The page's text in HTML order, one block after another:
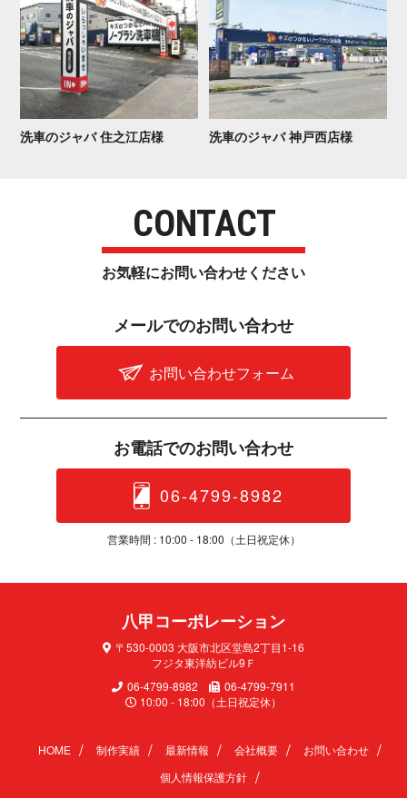
洗車のジャバ 住 之 江 店 様 洗車のジャバ 神 戸 西 店 様
CONTACT
お気軽にお問い合わせ く だ さ い
メールでのお問 い 合 わ せ
お問い合わせフォーム
お電話でのお問 い 合 わ せ
06-4799-8982
営業時間 : 10:00 - 18:00（土日 祝 定 休 ）
八甲コーポレ ー シ ョ ン
〒530-0003 大阪市北区堂島2丁目1-16
フジタ東洋紡ビル9Ｆ
06-4799-8982
06-4799-7911
10:00 - 18:00（土日祝定休）
HOME 制作実績 最新情報 会社概要
お問い合わせ
個人情報保護方針